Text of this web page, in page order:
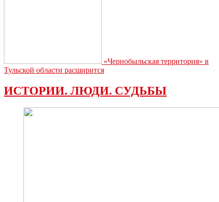
«Чернобыльская территория» в
Тульской области расширится
ИСТОРИИ. ЛЮДИ. СУДЬБЫ